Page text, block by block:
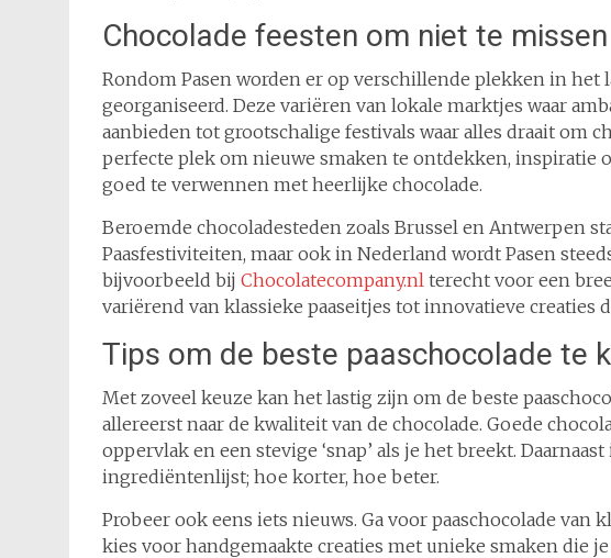
Chocolade feesten om niet te missen
Rondom Pasen worden er op verschillende plekken in het
georganiseerd. Deze variëren van lokale marktjes waar
aanbieden tot grootschalige festivals waar alles draait om
perfecte plek om nieuwe smaken te ontdekken, inspiratie
goed te verwennen met heerlijke chocolade.
Beroemde chocoladesteden zoals Brussel en Antwerpen
Paasfestiviteiten, maar ook in Nederland wordt Pasen
bijvoorbeeld bij Chocolatecompany.nl terecht voor een
variërend van klassieke paaseitjes tot innovatieve creaties
Tips om de beste paaschocolade te
Met zoveel keuze kan het lastig zijn om de beste
allereerst naar de kwaliteit van de chocolade. Goede
oppervlak en een stevige ‘snap’ als je het breekt.
ingrediëntenlijst; hoe korter, hoe beter.
Probeer ook eens iets nieuws. Ga voor paaschocolade
kies voor handgemaakte creaties met unieke smaken die